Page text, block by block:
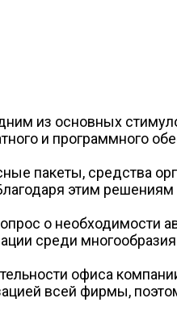
из основных
и программного
пакеты, средства
этим решениям
о необходимости
среди
офиса
всей фирмы,